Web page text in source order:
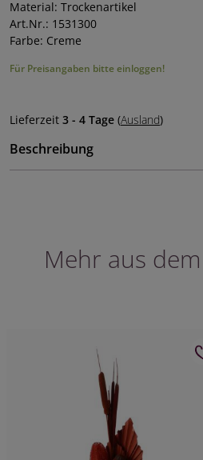
Material: Trockenartikel
Art.Nr.: 1531300
Farbe: Creme
Für Preisangaben bitte einloggen!
Lieferzeit 3 - 4 Tage (Ausland)
Beschreibung
Mehr aus